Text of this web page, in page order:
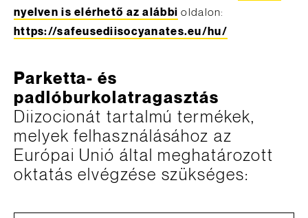
nyelvenis elérhető az alábbi oldalon:
https://safeusediisocyanates.eu/hu/
Parketta- és
padlóburkolatragasztás
Diizocionát tartalmú termékek,
melyek felhasználásához az
Európai Unió által meghatározott
oktatás elvégzése szükséges: